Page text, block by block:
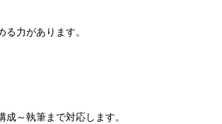
力があります。
～執筆まで対応します。